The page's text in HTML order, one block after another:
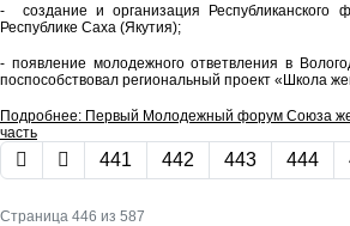
- создание и организация Республиканского
Республике Саха (Якутия);
- появление молодежного ответвления в
поспособствовал региональный проект «Школа
Подробнее: Первый Молодежный форум Союза
часть
441 442 443 444
Страница 446 из 587